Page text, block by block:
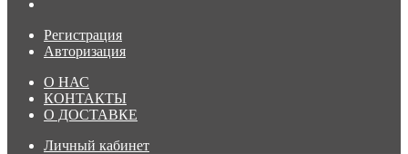
Регистрация
Авторизация
О НАС
КОНТАКТЫ
О ДОСТАВКЕ
Личный кабинет